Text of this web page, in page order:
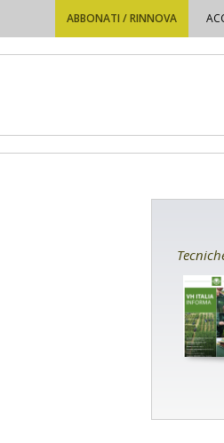
ABBONATI / RINNOVA